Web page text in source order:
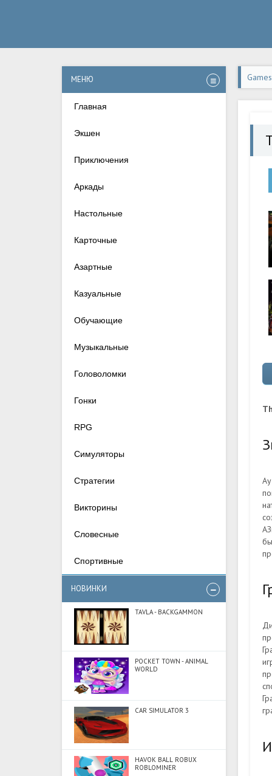
МЕНЮ
Главная
Экшен
Приключения
Аркады
Настольные
Карточные
Азартные
Казуальные
Обучающие
Музыкальные
Головоломки
Гонки
RPG
Симуляторы
Стратегии
Викторины
Словесные
Спортивные
НОВИНКИ
TAVLA - BACKGAMMON
POCKET TOWN - ANIMAL
WORLD
CAR SIMULATOR 3
HAVOK BALL ROBUX
ROBLOMINER